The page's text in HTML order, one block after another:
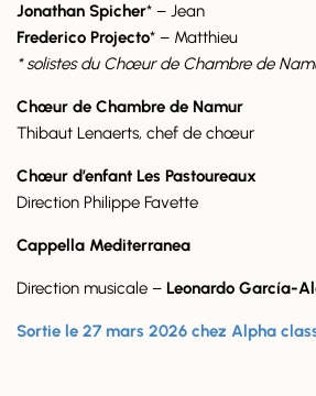
Jonathan Spicher* – Jean
Frederico Projecto* – Matthieu
* solistes du Chœur de Chambre de
Chœur de Chambre de Namur
Thibaut Lenaerts, chef de chœur
Chœur d’enfant Les Pastoureaux
Direction Philippe Favette
Cappella Mediterranea
Direction musicale – Leonardo García-
Sortie le 27 mars 2026 chez Alpha